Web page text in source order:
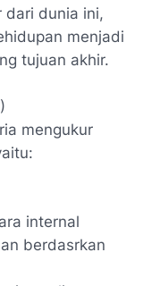
dari dunia ini,
menjadi
tujuan akhir.
mengukur
internal
berdasrkan